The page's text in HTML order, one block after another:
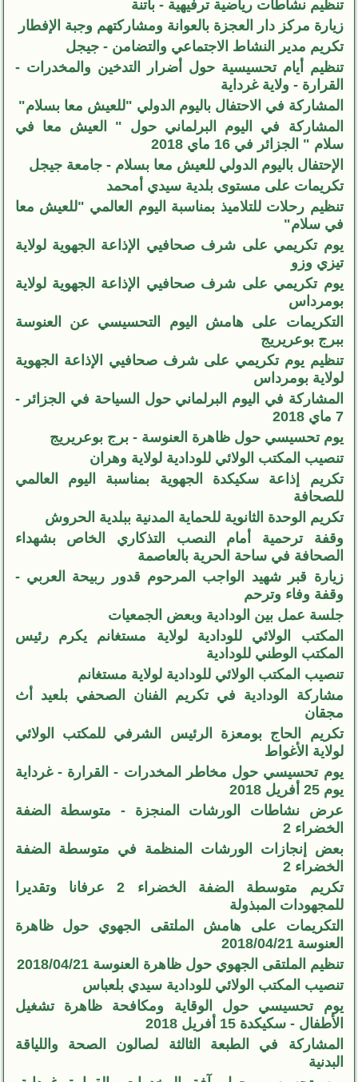
تنظيم نشاطات رياضية ترفيهية - باتنة
زيارة مركز دار العجزة بالعوانة ومشاركتهم وجبة الإفطار
تكريم مدير النشاط الاجتماعي والتضامن - جيجل
تنظيم أيام تحسيسية حول أضرار التدخين والمخدرات -
القرارة - ولاية غرداية
المشاركة في الاحتفال باليوم الدولي "للعيش معا بسلام"
المشاركة في اليوم البرلماني حول " العيش معا في
سلام " الجزائر في 16 ماي 2018
الإحتفال باليوم الدولي للعيش معا بسلام - جامعة جيجل
تكريمات على مستوى بلدية سيدي أمحمد
تنظيم رحلات للتلاميذ بمناسبة اليوم العالمي "للعيش معا
في سلام"
يوم تكريمي على شرف صحافيي الإذاعة الجهوية لولاية
تيزي وزو
يوم تكريمي على شرف صحافيي الإذاعة الجهوية لولاية
بومرداس
التكريمات على هامش اليوم التحسيسي عن العنوسة
ببرج بوعريريج
تنظيم يوم تكريمي على شرف صحافيي الإذاعة الجهوية
لولاية بومرداس
المشاركة في اليوم البرلماني حول السياحة في الجزائر -
7 ماي 2018
يوم تحسيسي حول ظاهرة العنوسة - برج بوعريريج
تنصيب المكتب الولائي للودادية لولاية وهران
تكريم إذاعة سكيكدة الجهوية بمناسبة اليوم العالمي
للصحافة
تكريم الوحدة الثانوية للحماية المدنية ببلدية الحروش
وقفة ترحمية أمام النصب التذكاري الخاص بشهداء
الصحافة في ساحة الحرية بالعاصمة
زيارة قبر شهيد الواجب المرحوم قدور ربيحة العربي -
وقفة وفاء وترحم
جلسة عمل بين الودادية وبعض الجمعيات
المكتب الولائي للودادية لولاية مستغانم يكرم رئيس
المكتب الوطني للودادية
تنصيب المكتب الولائي للودادية لولاية مستغانم
مشاركة الودادية في تكريم الفنان الصحفي بلعيد أث
مجقان
تكريم الحاج بومعزة الرئيس الشرفي للمكتب الولائي
لولاية الأغواط
يوم تحسيسي حول مخاطر المخدرات - القرارة - غرداية
يوم 25 أفريل 2018
عرض نشاطات الورشات المنجزة - متوسطة الضفة
الخضراء 2
بعض إنجازات الورشات المنظمة في متوسطة الضفة
الخضراء 2
تكريم متوسطة الضفة الخضراء 2 عرفانا وتقديرا
للمجهودات المبذولة
التكريمات على هامش الملتقى الجهوي حول ظاهرة
العنوسة 2018/04/21
تنظيم الملتقى الجهوي حول ظاهرة العنوسة 2018/04/21
تنصيب المكتب الولائي للودادية سيدي بلعباس
يوم تحسيسي حول الوقاية ومكافحة ظاهرة تشغيل
الأطفال - سكيكدة 15 أفريل 2018
المشاركة في الطبعة الثالثة لصالون الصحة واللياقة
البدنية